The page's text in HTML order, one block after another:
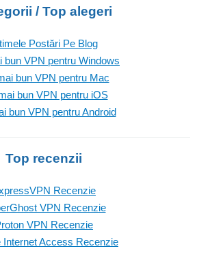
/ Top alegeri
Postări Pe Blog
bun VPN pentru Windows
bun VPN pentru Mac
bun VPN pentru iOS
bun VPN pentru Android
Top recenzii
Recenzie
VPN Recenzie
VPN Recenzie
Internet Access Recenzie